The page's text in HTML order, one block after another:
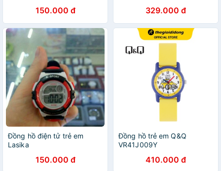
150.000 đ 329.000 đ
Đồng hồ điện tử trẻ em
Lasika
150.000 đ
Đồng hồ trẻ em Q&Q
VR41J009Y
410.000 đ